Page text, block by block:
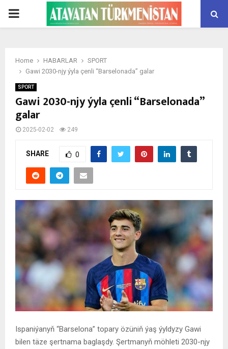
PRIMARY
Home HABARLAR
SPORT
Gawi 2030-njy ýyla çenli “Barselonada” galar
SPORT
Gawi 2030-njy ýyla çenli “Barselonada”
galar
2025-02-02 249
SHARE 0
Ispaniýanyň “Barselona” topary özüniň ýaş ýyldyzy Gawi
bilen täze şertnama baglaşdy. Şertmanyň möhleti 2030-njy